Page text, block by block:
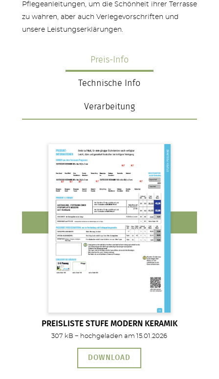
Pflegeanleitungen, um die Schönheit ihrer Terrasse
zu wahren, aber auch Verlegevorschriften und
unsere Leistungserklärungen.
Preis-Info
Technische Info
Verarbeitung
PREISLISTE STUFE MODERN KERAMIK
307 kB − hochgeladen am 15.01.2026
DOWNLOAD